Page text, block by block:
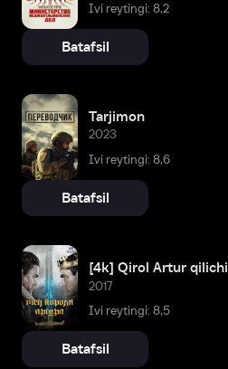
Ivi reytingi: 8,2
Batafsil
Tarjimon
2023
Ivi reytingi: 8,6
Batafsil
[4k] Qirol Artur qilichi
2017
Ivi reytingi: 8,5
Batafsil